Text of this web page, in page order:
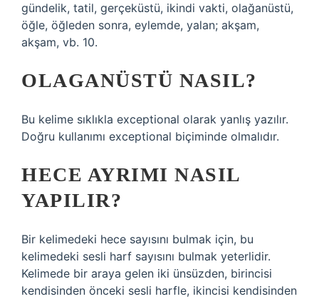
gündelik, tatil, gerçeküstü, ikindi vakti, olağanüstü,
öğle, öğleden sonra, eylemde, yalan; akşam,
akşam, vb. 10.
OLAGANÜSTÜ NASIL?
Bu kelime sıklıkla exceptional olarak yanlış yazılır.
Doğru kullanımı exceptional biçiminde olmalıdır.
HECE AYRIMI NASIL
YAPILIR?
Bir kelimedeki hece sayısını bulmak için, bu
kelimedeki sesli harf sayısını bulmak yeterlidir.
Kelimede bir araya gelen iki ünsüzden, birincisi
kendisinden önceki sesli harfle, ikincisi kendisinden